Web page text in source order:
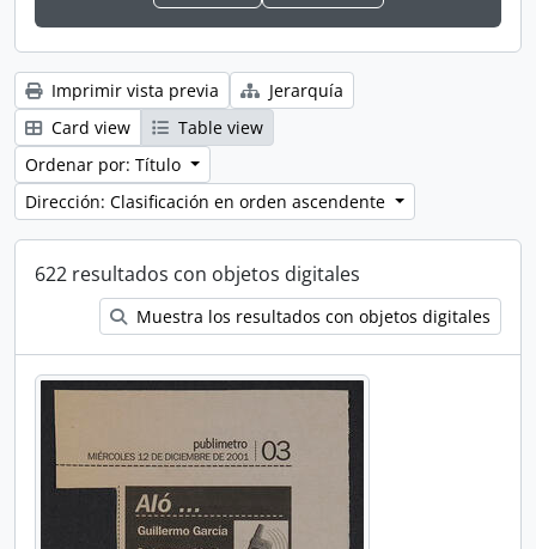
Imprimir vista previa
Jerarquía
Card view
Table view
Ordenar por: Título
Dirección: Clasificación en orden ascendente
622 resultados con objetos digitales
Muestra los resultados con objetos digitales